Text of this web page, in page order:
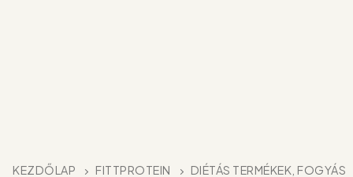
KEZDŐLAP FITTPROTEIN
DIÉTÁS TERMÉKEK, FOGYÁS